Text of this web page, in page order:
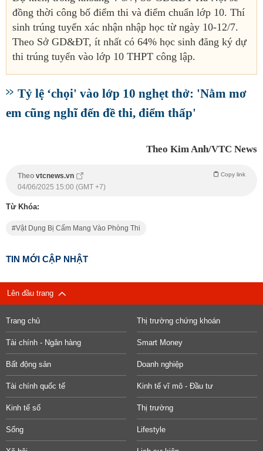
đồng thời công bố điểm thi và điểm chuẩn lớp 10. Thí
sinh trúng tuyển xác nhận nhập học từ ngày 10-12/7.
Theo Sở GD&ĐT, ít nhất có 64% học sinh đăng ký dự
thi trúng tuyển vào lớp 10 THPT công lập.
Tỷ lệ ‘chọi' vào lớp 10 nghẹt thở: 'Nằm mơ
em cũng nghĩ đến đề thi, điểm thấp'
Theo Kim Anh/VTC News
Theo vtcnews.vn Copy link
04/06/2025 15:00 (GMT +7)
Từ Khóa:
Vật Dụng Bị Cấm Mang Vào Phòng Thi
TIN MỚI CẬP NHẬT
Lên đầu trang
Trang chủ Thị trường chứng khoán
Tài chính - Ngân hàng Smart Money
Bất động sản Doanh nghiệp
Tài chính quốc tế Kinh tế vĩ mô - Đầu tư
Kinh tế số Thị trường
Sống Lifestyle